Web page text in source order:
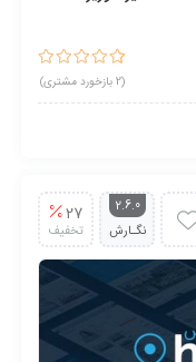
امتیازدهی
5.00
از 5 در
2
امتیازدهی
(
2بازخورد مشتری)
27
تخفیف
2.6.0
نگـارش